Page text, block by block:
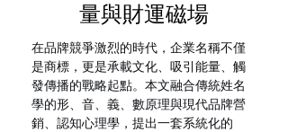
量與財運磁場
在品牌競爭激烈的時代，企業名稱不僅
是商標，更是承載文化、吸引能量、觸
發傳播的戰略起點。本文融合傳統姓名
學的形、音、義、數原理與現代品牌營
銷、認知心理學，提出一套系統化的